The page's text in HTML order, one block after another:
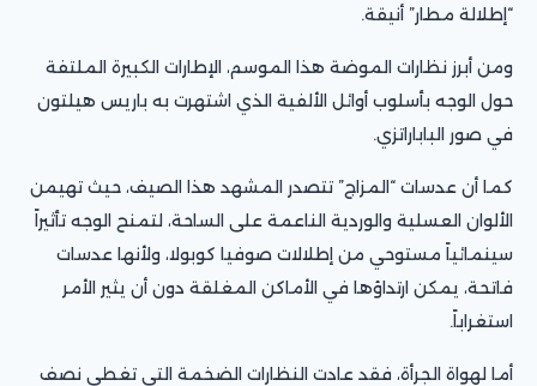
“إطلالة مطار” أنيقة.
ومن أبرز نظارات الموضة هذا الموسم، الإطارات الكبيرة الملتفة
حول الوجه بأسلوب أوائل الألفية الذي اشتهرت به باريس هيلتون
في صور الباباراتزي.
كما أن عدسات “المزاج” تتصدر المشهد هذا الصيف، حيث تهيمن
الألوان العسلية والوردية الناعمة على الساحة، لتمنح الوجه تأثيراً
سينمائياً مستوحي من إطلالات صوفيا كوبولا، ولأنها عدسات
فاتحة، يمكن ارتداؤها في الأماكن المغلقة دون أن يثير الأمر
استغراباً.
أما لهواة الجرأة، فقد عادت النظارات الضخمة التي تغطي نصف